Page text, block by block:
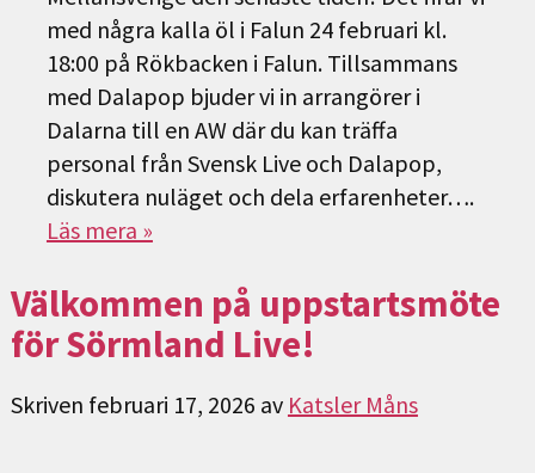
med några kalla öl i Falun 24 februari kl.
18:00 på Rökbacken i Falun. Tillsammans
med Dalapop bjuder vi in arrangörer i
Dalarna till en AW där du kan träffa
personal från Svensk Live och Dalapop,
diskutera nuläget och dela erfarenheter….
Läs mera »
Välkommen på uppstartsmöte
för Sörmland Live!
Skriven februari 17, 2026 av Katsler Måns